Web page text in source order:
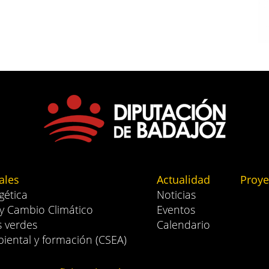
Cambio Climático
verdes
y formación (CSEA)
Actualidad
Noticias
Eventos
Calendario